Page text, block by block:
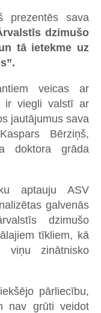
prezentēs sava
dzimušo
tā ietekme uz
veicas ar
ir viegli valstī ar
jautājumus sava
Bērziņš,
doktora grāda
aptauju ASV
galvenās
dzimušo
tīkliem, kā
zinātnisko
pārliecību,
nav grūti veidot